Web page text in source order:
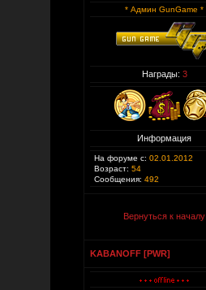
* Админ GunGame *
Награды: 3
Информация
На форуме с: 02.01.2012
Возраст: 54
Сообщения: 492
Вернуться к началу
KABANOFF [PWR]